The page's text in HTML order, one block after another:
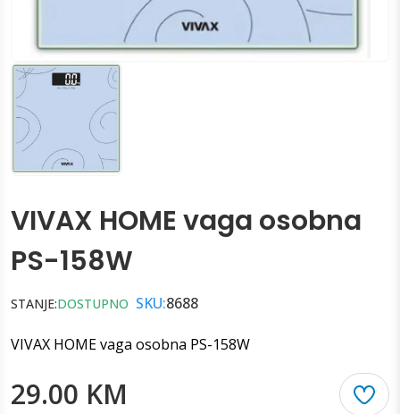
VIVAX HOME vaga osobna
PS-158W
STANJE:DOSTUPNO SKU:8688
VIVAX HOME vaga osobna PS-158W
29.00 KM